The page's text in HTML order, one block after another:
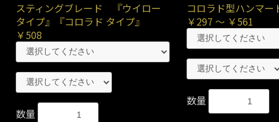
スティングブレード 『ウイロー
タイプ』『コロラド タイプ』
￥508
数量
コロラド型ハンマー
￥297 ～ ￥561
数量